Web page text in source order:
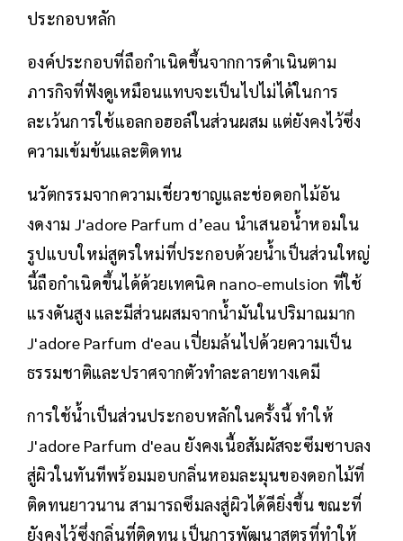
ประกอบหลัก
องค์ประกอบที่ถือกำเนิดขึ้นจากการดำเนินตาม
ภารกิจที่ฟังดูเหมือนแทบจะเป็นไปไม่ได้ในการ
ละเว้นการใช้แอลกอฮอล์ในส่วนผสม แต่ยังคงไว้ซึ่ง
ความเข้มข้นและติดทน
นวัตกรรมจากความเชี่ยวชาญและช่อดอกไม้อัน
งดงาม J'adore Parfum d’eau นำเสนอน้ำหอมใน
รูปแบบใหม่สูตรใหม่ที่ประกอบด้วยน้ำเป็นส่วนใหญ่
นี้ถือกำเนิดขึ้นได้ด้วยเทคนิค nano-emulsion ที่ใช้
แรงดันสูง และมีส่วนผสมจากน้ำมันในปริมาณมาก
J'adore Parfum d'eau เปี่ยมล้นไปด้วยความเป็น
ธรรมชาติและปราศจากตัวทำละลายทางเคมี
การใช้น้ำเป็นส่วนประกอบหลักในครั้งนี้ ทำให้
J'adore Parfum d'eau ยังคงเนื้อสัมผัสจะซึมซาบลง
สู่ผิวในทันทีพร้อมมอบกลิ่นหอมละมุนของดอกไม้ที่
ติดทนยาวนาน สามารถซึมลงสู่ผิวได้ดียิ่งขึ้น ขณะที่
ยังคงไว้ซึ่งกลิ่นที่ติดทน เป็นการพัฒนาสูตรที่ทำให้